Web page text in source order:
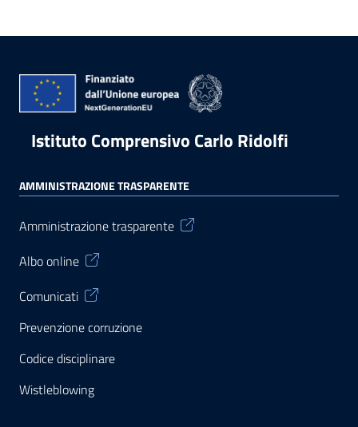
Istituto Comprensivo Carlo Ridolfi
AMMINISTRAZIONE TRASPARENTE
Amministrazione trasparente
Albo online
Comunicati
Prevenzione corruzione
Codice disciplinare
Wistleblowing